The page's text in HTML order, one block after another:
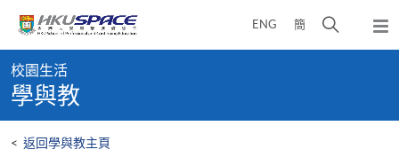
content
ENG 簡
開
彈
出
content
start
校園生活
學與教
< 返回學與教主頁